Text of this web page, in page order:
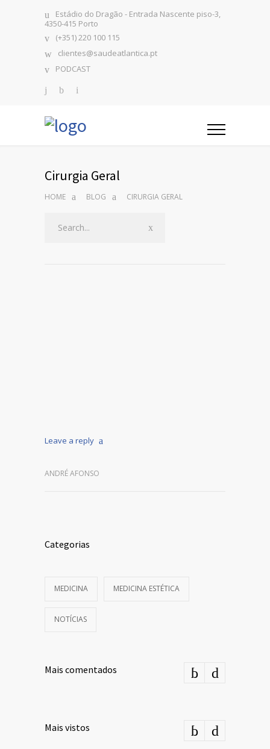
Estádio do Dragão - Entrada Nascente piso-3,
4350-415 Porto
(+351) 220 100 115
clientes@saudeatlantica.pt
PODCAST
Cirurgia Geral
HOME BLOG CIRURGIA GERAL
Leave a reply
ANDRÉ AFONSO
Categorias
MEDICINA MEDICINA ESTÉTICA
NOTÍCIAS
Mais comentados
Mais vistos